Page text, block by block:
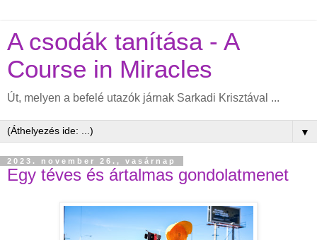
A csodák tanítása - A
Course in Miracles
Út, melyen a befelé utazók járnak Sarkadi Krisztával ...
▼
2023. november 26., vasárnap
Egy téves és ártalmas gondolatmenet